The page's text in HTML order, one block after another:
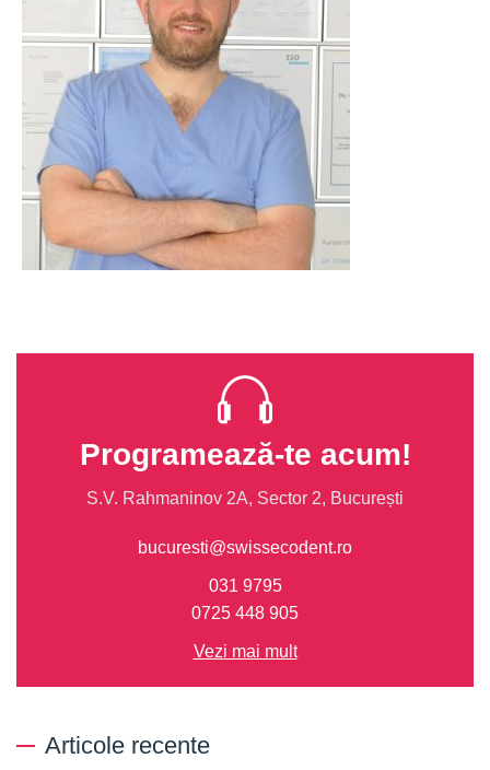
Programează-te acum!
S.V. Rahmaninov 2A, Sector 2, București
bucuresti@swissecodent.ro
031 9795
0725 448 905
Vezi mai mult
Articole recente